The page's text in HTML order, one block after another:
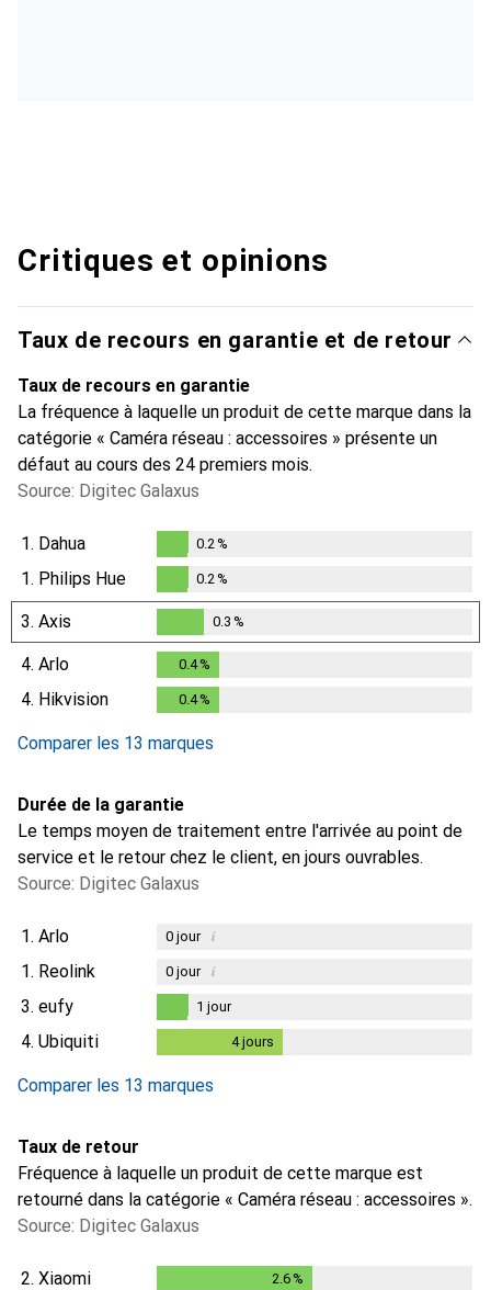
Critiques et opinions
Taux de recours en garantie et de retour
Taux de recours en garantie
La fréquence à laquelle un produit de cette marque dans la
catégorie « Caméra réseau : accessoires » présente un
défaut au cours des 24 premiers mois.
Source: Digitec Galaxus
1. Dahua
0.2%
0.2 %
1. Philips Hue
0.2%
0.2 %
3. Axis
0.3%
0.3 %
4. Arlo 0.4%
4. Hikvision 0.4%
Comparer les 13 marques
Durée de la garantie
Le temps moyen de traitement entre l'arrivée au point de
service et le retour chez le client, en jours ouvrables.
Source: Digitec Galaxus
1. Arlo 0jour i
1. Reolink 0jour i
3. eufy
jour
1 jour
4. Ubiquiti 4jours
Comparer les 13 marques
Taux de retour
Fréquence à laquelle un produit de cette marque est
retourné dans la catégorie « Caméra réseau : accessoires ».
Source: Digitec Galaxus
2. Xiaomi 2.6%